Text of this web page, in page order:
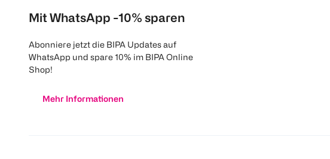
Mit WhatsApp -10% sparen
Abonniere jetzt die BIPA Updates auf
WhatsApp und spare 10% im BIPA Online
Shop!
Mehr Informationen